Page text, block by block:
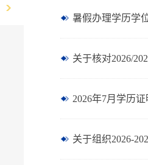
暑假办理学历学
关于核对2026/
2026年7月学历
关于组织2026-